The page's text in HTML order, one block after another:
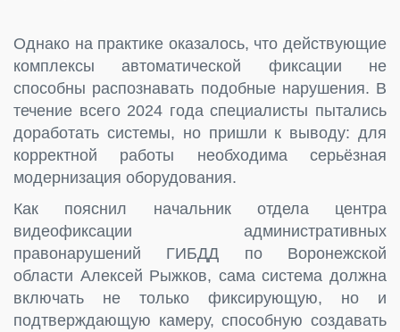
Однако на практике оказалось, что действующие
комплексы автоматической фиксации не
способны распознавать подобные нарушения. В
течение всего 2024 года специалисты пытались
доработать системы, но пришли к выводу: для
корректной работы необходима серьёзная
модернизация оборудования.
Как пояснил начальник отдела центра
видеофиксации административных
правонарушений ГИБДД по Воронежской
области Алексей Рыжков, сама система должна
включать не только фиксирующую, но и
подтверждающую камеру, способную создавать